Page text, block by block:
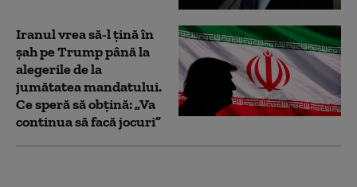
Iranul vrea să-l țină în
șah pe Trump până la
alegerile de la
jumătatea mandatului.
Ce speră să obțină: „Va
continua să facă jocuri”